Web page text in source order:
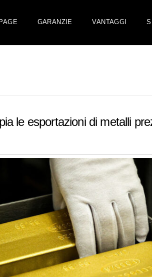
GARANZIE VANTAGGI
le esportazioni di metalli